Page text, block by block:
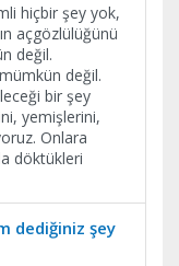
hiçbir şey yok,
açgözlülüğünü
değil.
değil.
bir şey
yemişlerini,
Onlara
döktükleri
dediğiniz şey